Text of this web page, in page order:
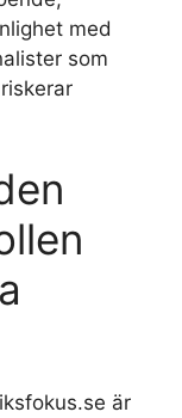
med
som
är